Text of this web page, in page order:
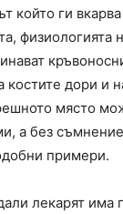
който ги
физиологията
костите дори и
място
а без
примери.
лекарят има